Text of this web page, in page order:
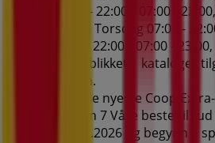
Tirsdag 07:00 - 22:00 / 07:00 -
/ 07:00 - 23:00, Torsdag 07:00 -
Fredag 07:00 - 22:00 / 07:00 -
Det er for øyeblikket 1 kataloger
Extra-butikken.
Bla gjennom de nyeste Coop
Nøsthaugveien 7 Våre beste
3.8.2026 til 9.8.2026 og begynn å